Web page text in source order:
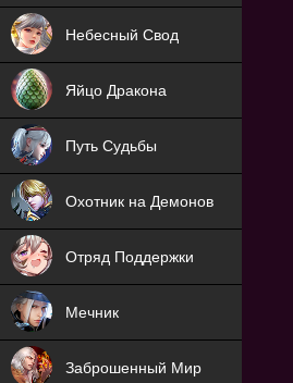
Небесный Свод
NEW
Яйцо Дракона
NEW
Путь Судьбы
NEW
Охотник на Демонов
ХИТ
Отряд Поддержки
ХИТ
Мечник
Заброшенный Мир
NEW